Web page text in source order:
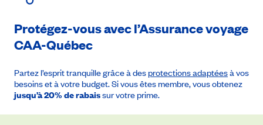
Protégez-vous avec l’Assurance voyage
CAA-Québec
Partez l’esprit tranquille grâce à desprotections adaptéesà vos
besoins et à votre budget. Si vous êtes membre, vous obtenez
jusqu’à 20% de rabaissur votre prime.